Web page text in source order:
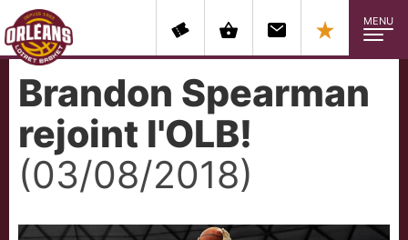
MENU
Brandon Spearman
rejoint l'OLB!
(03/08/2018)